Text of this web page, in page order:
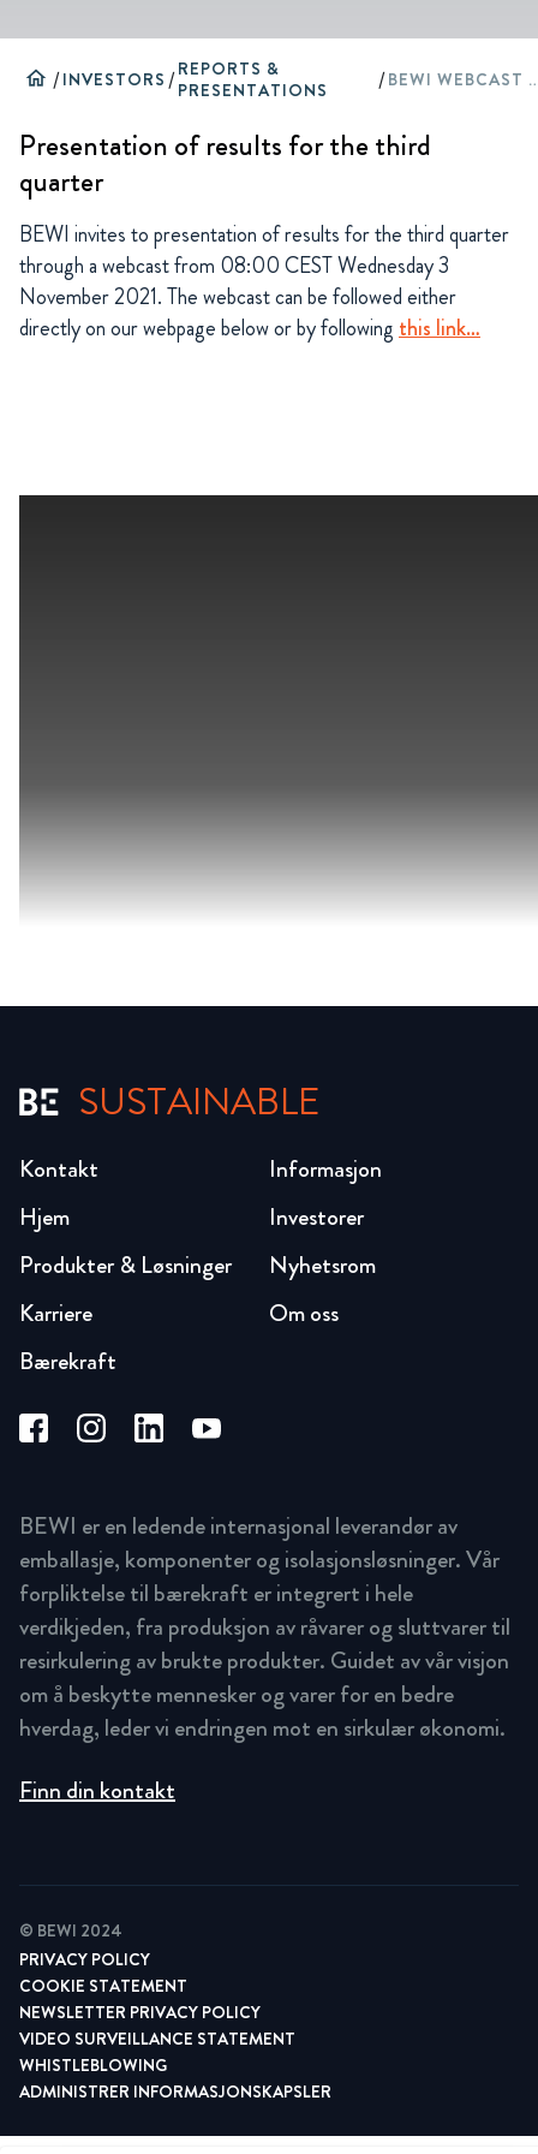
home /INVESTORS /REPORTS &
PRESENTATIONS
/ BEWI
Presentation of results for the third
quarter
BEWI invites to presentation of results for the third quarter
through a webcast from 08:00 CEST Wednesday 3
November 2021. The webcast can be followed either
directly on our webpage below or by following this link…
SUSTAINABLE
Hjem
Produkter & Løsninger
Karriere
Bærekraft
Investorer
Nyhetsrom
Om oss
Kontakt Informasjon
BEWI er en ledende internasjonal leverandør av
emballasje, komponenter og isolasjonsløsninger. Vår
forpliktelse til bærekraft er integrert i hele
verdikjeden, fra produksjon av råvarer og sluttvarer til
resirkulering av brukte produkter. Guidet av vår visjon
om å beskytte mennesker og varer for en bedre
hverdag, leder vi endringen mot en sirkulær økonomi.
Finn din kontakt
© BEWI 2024
PRIVACY POLICY
COOKIE STATEMENT
NEWSLETTER PRIVACY POLICY
VIDEO SURVEILLANCE STATEMENT
WHISTLEBLOWING
ADMINISTRER INFORMASJONSKAPSLER